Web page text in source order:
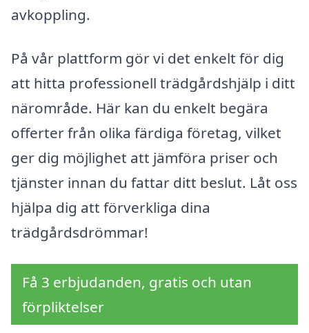
avkoppling.
På vår plattform gör vi det enkelt för dig
att hitta professionell trädgårdshjälp i ditt
närområde. Här kan du enkelt begära
offerter från olika färdiga företag, vilket
ger dig möjlighet att jämföra priser och
tjänster innan du fattar ditt beslut. Låt oss
hjälpa dig att förverkliga dina
trädgårdsdrömmar!
Få 3 erbjudanden, gratis och utan
förpliktelser